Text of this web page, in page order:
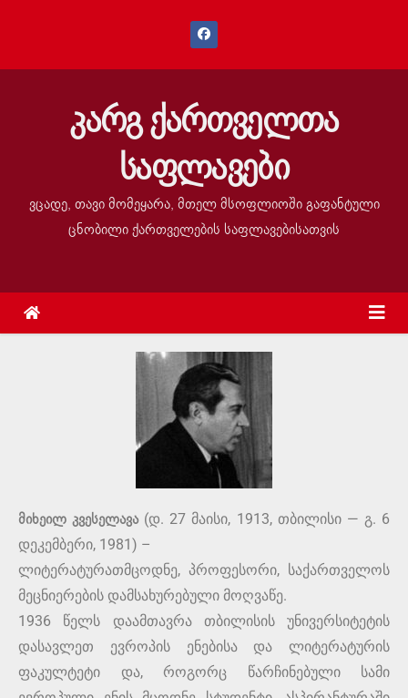
კარგ ქართველთა
საფლავები
ვცადე, თავი მომეყარა, მთელ მსოფლიოში გაფანტული
ცნობილი ქართველების საფლავებისათვის
მიხეილ კვესელავა(დ. 27 მაისი, 1913, თბილისი — გ. 6
დეკემბერი, 1981) –
ლიტერატურათმცოდნე, პროფესორი, საქართველოს
მეცნიერების დამსახურებული მოღვაწე.
1936 წელს დაამთავრა თბილისის უნივერსიტეტის
დასავლეთ ევროპის ენებისა და ლიტერატურის
ფაკულტეტი და, როგორც წარჩინებული სამი